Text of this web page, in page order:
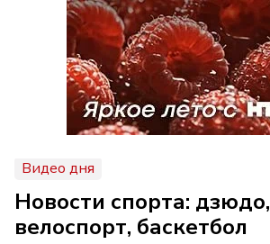
Видео дня
Новости спорта: дзюдо,
велоспорт, баскетбол